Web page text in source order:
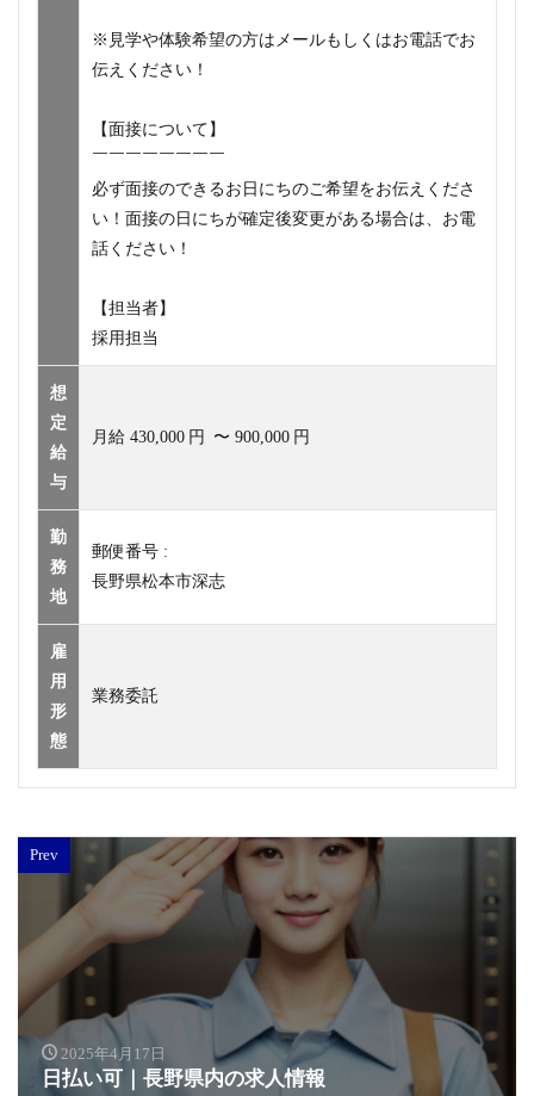
※見学や体験希望の方はメールもしくはお電話でお
伝えください！
【面接について】
￣￣￣￣￣￣￣￣
必ず面接のできるお日にちのご希望をお伝えくださ
い！面接の日にちが確定後変更がある場合は、お電
話ください！
【担当者】
採用担当
想
定
給
与
月給 430,000 円 〜 900,000 円
勤
務
地
郵便番号 :
長野県松本市深志
雇
用
形
態
業務委託
Prev
2025年4月17日
日払い可｜長野県内の求人情報